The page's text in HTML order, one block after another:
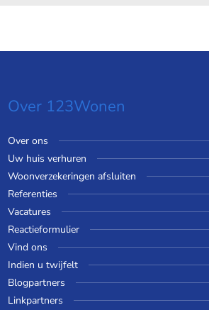
Over 123Wonen
Over ons
Uw huis verhuren
Woonverzekeringen afsluiten
Referenties
Vacatures
Reactieformulier
Vind ons
Indien u twijfelt
Blogpartners
Linkpartners